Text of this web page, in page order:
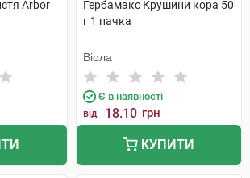
Arbor
Гербамакс Крушини кора 50
г 1 пачка
Віола
Є в наявності
від 18.10 грн
КУПИТИ